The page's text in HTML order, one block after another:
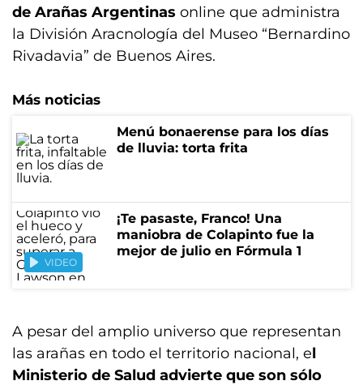
de Arañas Argentinas online que administra
la División Aracnología del Museo “Bernardino
Rivadavia” de Buenos Aires.
Más noticias
Menú bonaerense para los días
de lluvia: torta frita
VIDEO
¡Te pasaste, Franco! Una
maniobra de Colapinto fue la
mejor de julio en Fórmula 1
A pesar del amplio universo que representan
las arañas en todo el territorio nacional, el
Ministerio de Salud advierte que son sólo